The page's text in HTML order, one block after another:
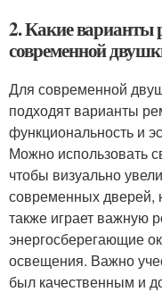
2. Какие варианты
современной
Для современной
подходят варианты
функциональность и
Можно использовать
чтобы визуально
современных дверей,
также играет важную
энергосберегающие
освещения. Важно
был качественным и